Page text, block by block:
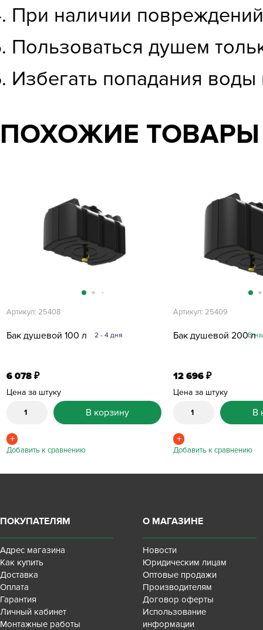
При наличии
Пользоваться душем
Избегать попадания воды
ПОХОЖИЕ ТОВАРЫ
Бак душевой 100 л
Артикул: 25408
2 - 4 дня
6 078 ₽
Цена за штуку
В корзину
Бак душевой 200 л
Артикул: 25409
В
12 696 ₽
Цена за штуку
В
ПОКУПАТЕЛЯМ
Адрес магазина
Как купить
Доставка
Оплата
Гарантия
Личный кабинет
Монтажные работы
О МАГАЗИНЕ
Новости
Юридическим лицам
Оптовые продажи
Производителям
Договор оферты
Использование
информации